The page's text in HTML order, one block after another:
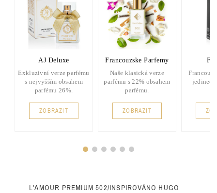
AJ Deluxe
Exkluzivní verze parfému
s nejvyšším obsahem
parfému 26%.
ZOBRAZIT
Francouzske Parfemy
Naše klasická verze
parfému s 22% obsahem
parfému.
ZOBRAZIT
FP
L'AMOUR PREMIUM 502/INSPIROVÁNO HUGO